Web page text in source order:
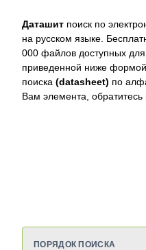
Даташит поиск по
на русском языке.
000 файлов доступных для
приведенной ниже
поиска (datasheet) по
Вам элемента, обратитесь
ПОРЯДОК ПОИСКА